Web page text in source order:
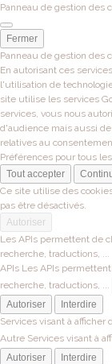
Panneau de gestion des
Fermer
Panneau de gestion des
En autorisant ces
l'utilisation de
site utilise les services
services, vous nous
d'audience mais aussi
relatives au
Préférences pour tous
Tout accepter
Ce site utilise des
pas être désactivés.
Autoriser
Les APIs permettent de
recherche, traductions, ...
APIs Les APIs
recherche, traductions, ...
Autoriser
Interdire
Services visant à afficher
Autre Services visant à
Autoriser
Interdire